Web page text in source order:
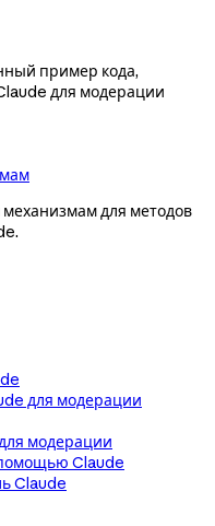
пример кода,
для модерации
для методов
для модерации
модерации
Claude
Claude